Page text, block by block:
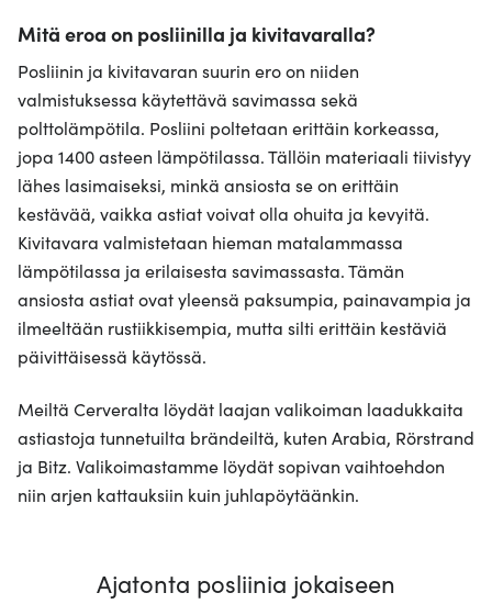
Mitä eroa on posliinilla ja kivitavaralla?
Posliinin ja kivitavaran suurin ero on niiden
valmistuksessa käytettävä savimassa sekä
polttolämpötila. Posliini poltetaan erittäin korkeassa,
jopa 1400 asteen lämpötilassa. Tällöin materiaali tiivistyy
lähes lasimaiseksi, minkä ansiosta se on erittäin
kestävää, vaikka astiat voivat olla ohuita ja kevyitä.
Kivitavara valmistetaan hieman matalammassa
lämpötilassa ja erilaisesta savimassasta. Tämän
ansiosta astiat ovat yleensä paksumpia, painavampia ja
ilmeeltään rustiikkisempia, mutta silti erittäin kestäviä
päivittäisessä käytössä.
Meiltä Cerveralta löydät laajan valikoiman laadukkaita
astiastoja tunnetuilta brändeiltä, kuten Arabia, Rörstrand
ja Bitz. Valikoimastamme löydät sopivan vaihtoehdon
niin arjen kattauksiin kuin juhlapöytäänkin.
Ajatonta posliinia jokaiseen